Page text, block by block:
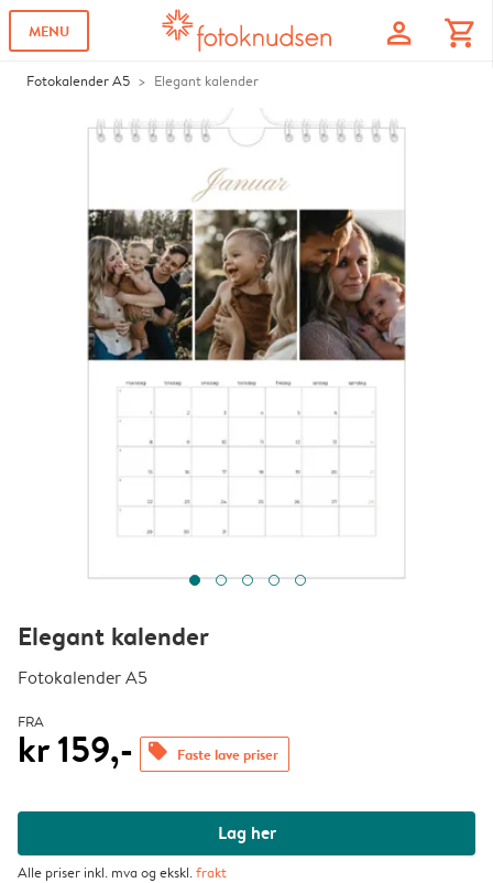
MENU profile shopping_cart
Fotokalender A5 Elegant kalender
Elegant kalender
Fotokalender A5
FRA
kr 159,- offers Faste lave priser
Lag her
Alle priser inkl. mva og ekskl.frakt